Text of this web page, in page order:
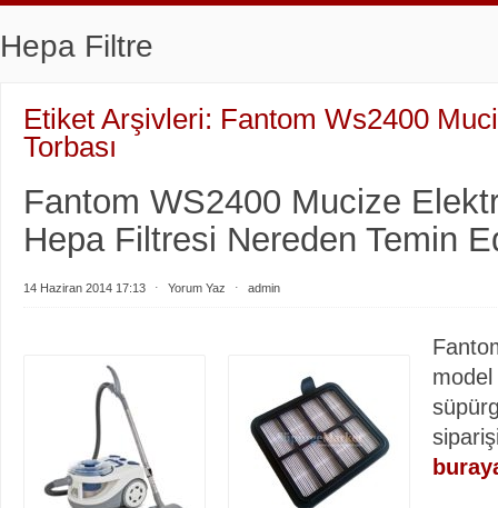
Hepa Filtre
Etiket Arşivleri: Fantom Ws2400
Torbası
Fantom WS2400 Mucize
Hepa Filtresi Nereden Temin
14 Haziran 2014 17:13 ⋅ Yorum Yaz ⋅ admin